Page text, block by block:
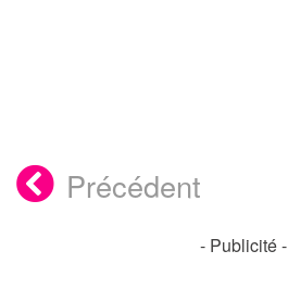
Précédent
- Publicité -